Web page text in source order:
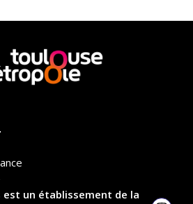
En
savoir
plus
est un établissement de la